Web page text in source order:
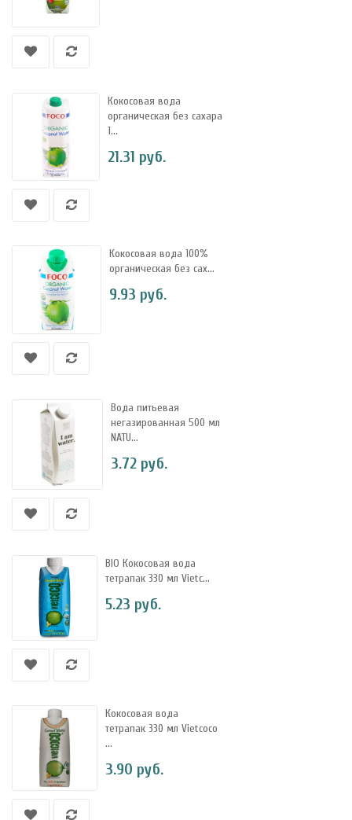
Кокосовая вода
органическая без сахара
1...
21.31 руб.
Кокосовая вода 100%
органическая без сах...
9.93 руб.
Вода питьевая
негазированная 500 мл
NATU...
3.72 руб.
BIO Кокосовая вода
тетрапак 330 мл Vietc...
5.23 руб.
Кокосовая вода
тетрапак 330 мл Vietcoco
...
3.90 руб.